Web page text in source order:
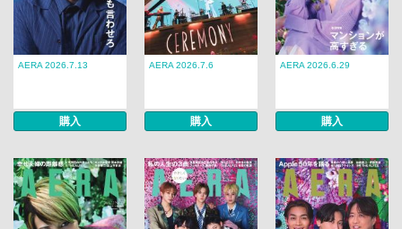
AERA 2026.7.13
購入
AERA 2026.7.6
購入
AERA 2026.6.29
購入